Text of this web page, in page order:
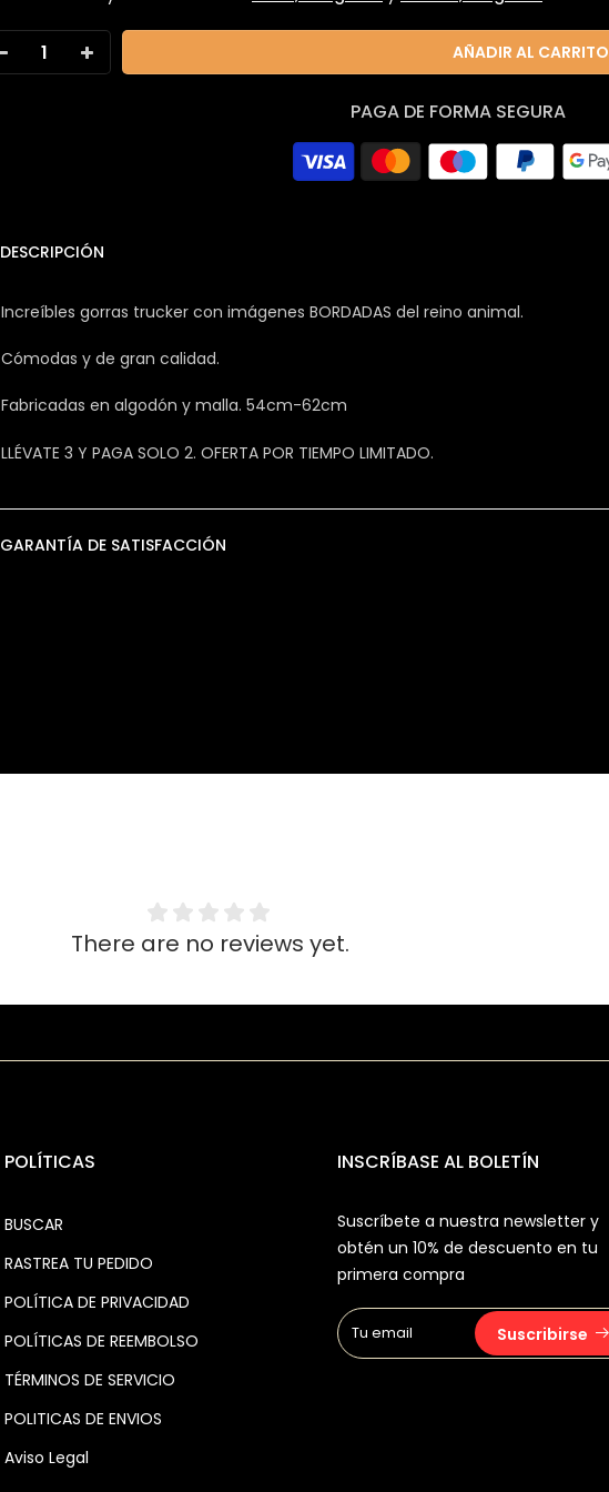
AÑADIR AL CARRITO
PAGA DE FORMA SEGURA
DESCRIPCIÓN
Increíbles gorras trucker con imágenes BORDADAS del reino animal.
Cómodas y de gran calidad.
Fabricadas en algodón y malla. 54cm-62cm
LLÉVATE 3 Y PAGA SOLO 2. OFERTA POR TIEMPO LIMITADO.
GARANTÍA DE SATISFACCIÓN
There are no reviews yet.
POLÍTICAS
BUSCAR
RASTREA TU PEDIDO
POLÍTICA DE PRIVACIDAD
POLÍTICAS DE REEMBOLSO
TÉRMINOS DE SERVICIO
POLITICAS DE ENVIOS
Aviso Legal
INSCRÍBASE AL BOLETÍN
Suscríbete a nuestra newsletter y
obtén un 10% de descuento en tu
primera compra
Suscribirse